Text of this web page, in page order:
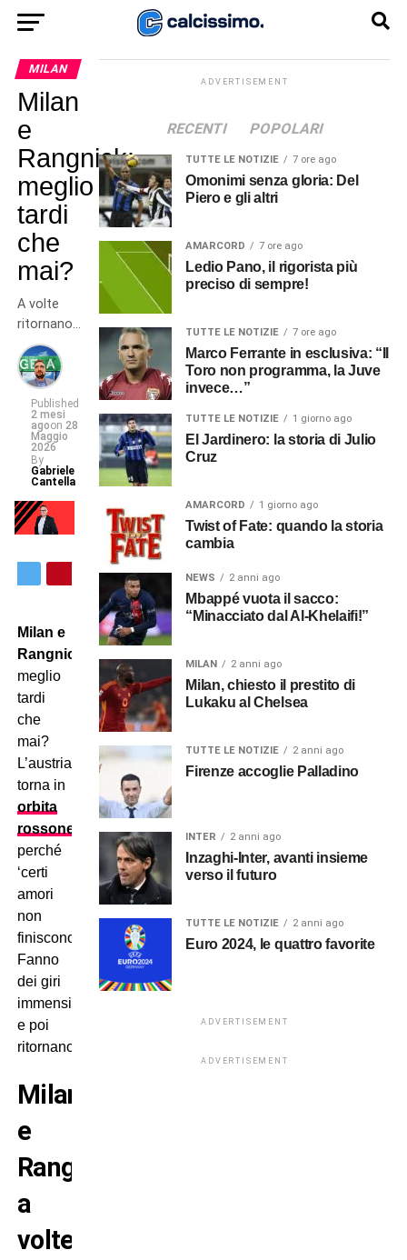
MILAN
Milan
e
Rangnick:
meglio
tardi
che
mai?
A volte
ritornano…
Published
2 mesi
agoon 28
Maggio
2026
By
Gabriele
Cantella
Milan e
Rangnick
meglio
tardi
che
mai?
L’austriaco
torna in
orbita
rossonera
perché
‘certi
amori
non
finiscono…
Fanno
dei giri
immensi
e poi
ritornano’!
Milan
e
Rangnick:
a
volte
ADVERTISEMENT
RECENTI POPOLARI
TUTTE LE NOTIZIE 7 ore ago
Omonimi senza gloria: Del
Piero e gli altri
AMARCORD 7 ore ago
Ledio Pano, il rigorista più
preciso di sempre!
TUTTE LE NOTIZIE 7 ore ago
Marco Ferrante in esclusiva: “Il
Toro non programma, la Juve
invece…”
TUTTE LE NOTIZIE 1 giorno ago
El Jardinero: la storia di Julio
Cruz
AMARCORD 1 giorno ago
Twist of Fate: quando la storia
cambia
NEWS 2 anni ago
Mbappé vuota il sacco:
“Minacciato dal Al-Khelaifi!”
MILAN 2 anni ago
Milan, chiesto il prestito di
Lukaku al Chelsea
TUTTE LE NOTIZIE 2 anni ago
Firenze accoglie Palladino
INTER 2 anni ago
Inzaghi-Inter, avanti insieme
verso il futuro
TUTTE LE NOTIZIE 2 anni ago
Euro 2024, le quattro favorite
ADVERTISEMENT
ADVERTISEMENT